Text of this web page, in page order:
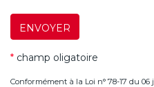
ENVOYER
* champ oligatoire
Conformément à la Loi n° 78-17 du 06